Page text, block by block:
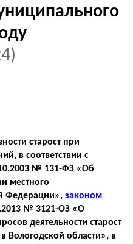
старост при
в соответствии с
№ 131-ФЗ «Об
местного
Федерации», законом
№ 3121-ОЗ «О
деятельности старост
Вологодской области», в